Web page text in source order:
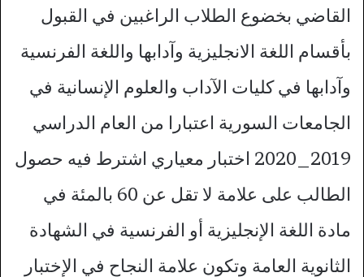
القاضي بخضوع الطلاب الراغبين في القبول
بأقسام اللغة الانجليزية وآدابها واللغة الفرنسية
وآدابها في كليات الآداب والعلوم الإنسانية في
الجامعات السورية اعتبارا من العام الدراسي
2019_2020 اختبار معياري اشترط فيه حصول
الطالب على علامة لا تقل عن 60 بالمئة في
مادة اللغة الإنجليزية أو الفرنسية في الشهادة
الثانوية العامة وتكون علامة النجاح في الإختبار